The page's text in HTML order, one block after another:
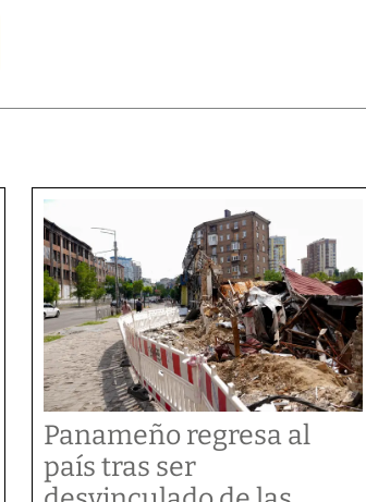
Panameño regresa al
país tras ser